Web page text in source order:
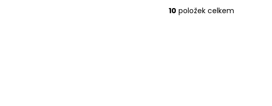
O
10 položek celkem